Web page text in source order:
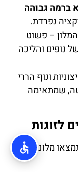
ברמה גבוהה
נפרדת.
– פשוט
נופים והליכה
ונוף הררי
שמתאימה
לזוגות
מלונות